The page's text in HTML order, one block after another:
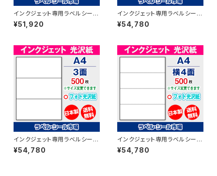
インクジェット専用ラベルシール
フォト光沢紙A4-カット無し 500
枚 T1Y1iC【日本製】
¥51,920
インクジェット専用ラベルシール
フォト光沢紙A4-2面 500枚 T1
Y2iC【日本製】
¥54,780
インクジェット専用ラベルシール
フォト光沢紙A4-3面 500枚 T1
Y3iC【日本製】
¥54,780
インクジェット専用ラベルシール
フォト光沢紙A4-横4面 500枚
T1Y4iC【日本製】
¥54,780